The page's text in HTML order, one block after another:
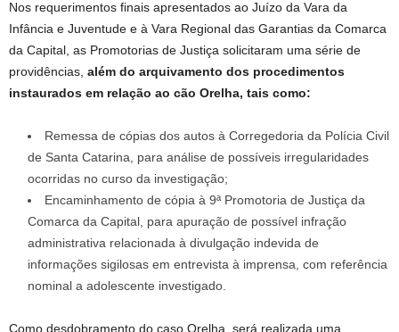
Nos requerimentos finais apresentados ao Juízo da Vara da
Infância e Juventude e à Vara Regional das Garantias da Comarca
da Capital, as Promotorias de Justiça solicitaram uma série de
providências, além do arquivamento dos procedimentos
instaurados em relação ao cão Orelha, tais como:
Remessa de cópias dos autos à Corregedoria da Polícia Civil
de Santa Catarina, para análise de possíveis irregularidades
ocorridas no curso da investigação;
Encaminhamento de cópia à 9ª Promotoria de Justiça da
Comarca da Capital, para apuração de possível infração
administrativa relacionada à divulgação indevida de
informações sigilosas em entrevista à imprensa, com referência
nominal a adolescente investigado.
Como desdobramento do caso Orelha, será realizada uma